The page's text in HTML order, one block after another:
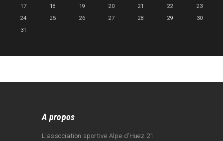
17
18 19 20 21 22
23
24
25 26 27 28 29
30
31
A propos
L’association sportive Alpe d’Huez 21